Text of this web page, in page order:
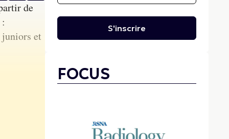
de
et
S'inscrire
FOCUS